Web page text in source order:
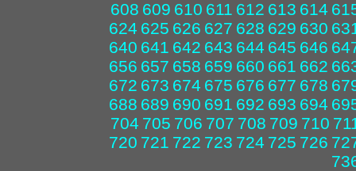
608 609 610 611 612 613 614
624 625 626 627 628 629 630
640 641 642 643 644 645 646
656 657 658 659 660 661 662
672 673 674 675 676 677 678
688 689 690 691 692 693 694
704 705 706 707 708 709 710
720 721 722 723 724 725 726